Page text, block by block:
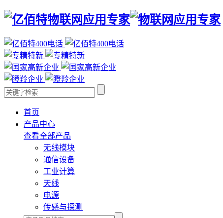
首页
产品中心
查看全部产品
无线模块
通信设备
工业计算
天线
电源
传感与探测